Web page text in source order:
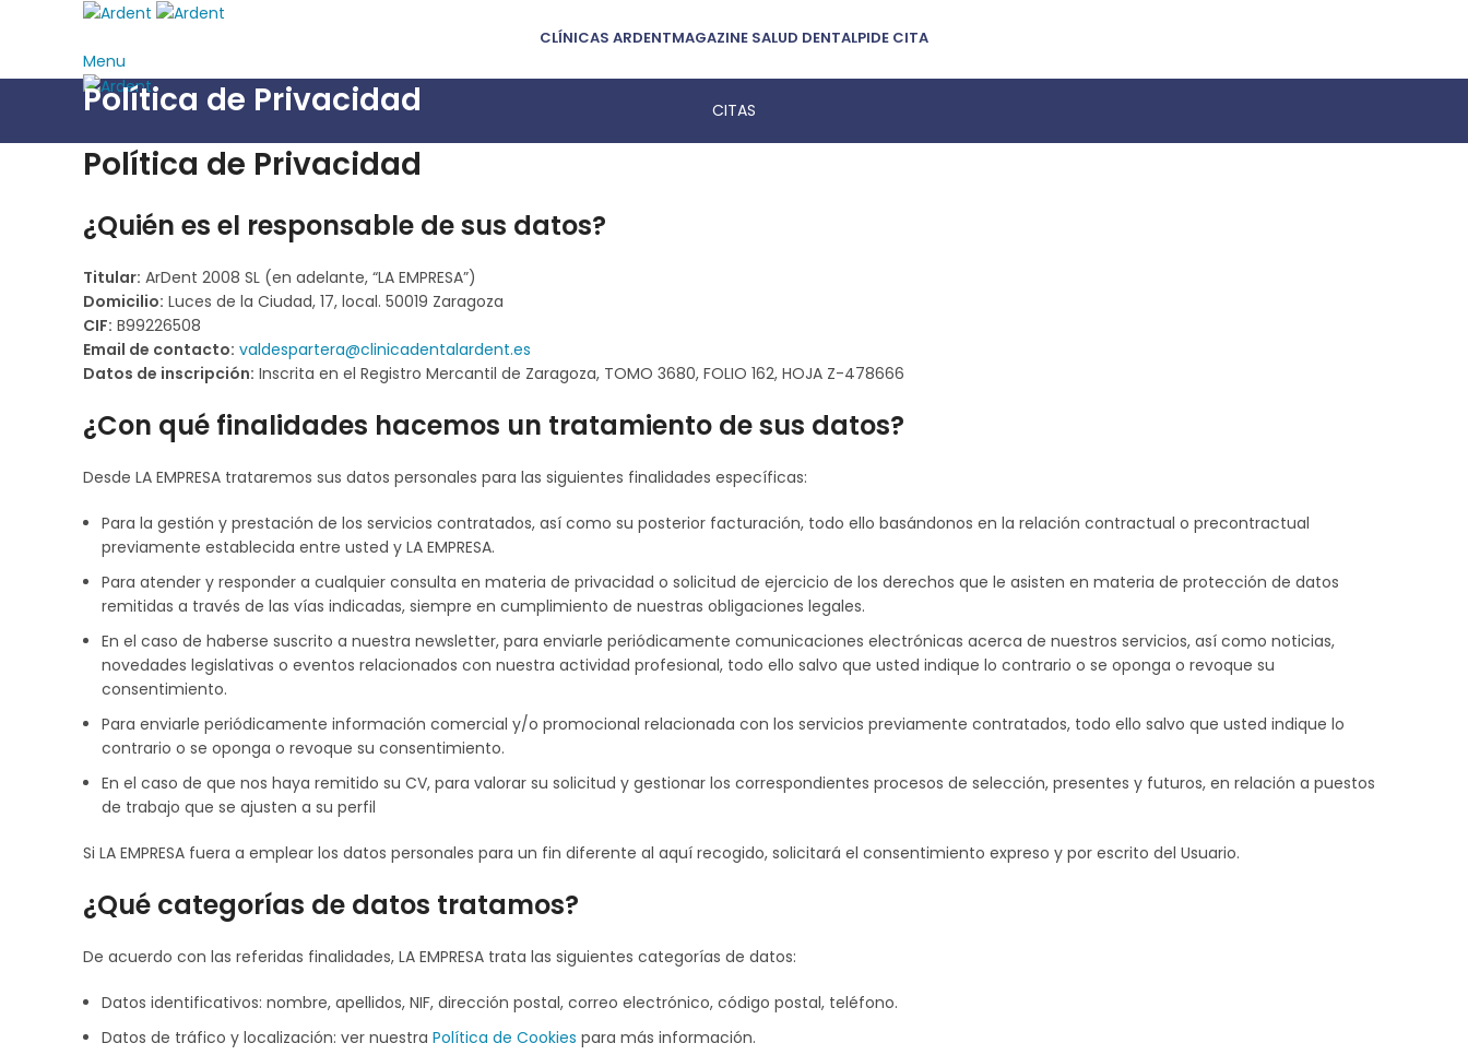
CLÍNICAS ARDENTMAGAZINE SALUD DENTALPIDE CITA
Menu
CITAS
Política de Privacidad
Política de Privacidad
¿Quién es el responsable de sus datos?
Titular: ArDent 2008 SL (en adelante, “LA EMPRESA”)
Domicilio: Luces de la Ciudad, 17, local. 50019 Zaragoza
CIF: B99226508
Email de contacto: valdespartera@clinicadentalardent.es
Datos de inscripción: Inscrita en el Registro Mercantil de Zaragoza, TOMO 3680, FOLIO 162, HOJA Z-478666
¿Con qué finalidades hacemos un tratamiento de sus datos?
Desde LA EMPRESA trataremos sus datos personales para las siguientes finalidades específicas:
Para la gestión y prestación de los servicios contratados, así como su posterior facturación, todo ello basándonos en la relación contractual o precontractual
previamente establecida entre usted y LA EMPRESA.
Para atender y responder a cualquier consulta en materia de privacidad o solicitud de ejercicio de los derechos que le asisten en materia de protección de datos
remitidas a través de las vías indicadas, siempre en cumplimiento de nuestras obligaciones legales.
En el caso de haberse suscrito a nuestra newsletter, para enviarle periódicamente comunicaciones electrónicas acerca de nuestros servicios, así como noticias,
novedades legislativas o eventos relacionados con nuestra actividad profesional, todo ello salvo que usted indique lo contrario o se oponga o revoque su
consentimiento.
Para enviarle periódicamente información comercial y/o promocional relacionada con los servicios previamente contratados, todo ello salvo que usted indique lo
contrario o se oponga o revoque su consentimiento.
En el caso de que nos haya remitido su CV, para valorar su solicitud y gestionar los correspondientes procesos de selección, presentes y futuros, en relación a puestos
de trabajo que se ajusten a su perfil
Si LA EMPRESA fuera a emplear los datos personales para un fin diferente al aquí recogido, solicitará el consentimiento expreso y por escrito del Usuario.
¿Qué categorías de datos tratamos?
De acuerdo con las referidas finalidades, LA EMPRESA trata las siguientes categorías de datos:
Datos identificativos: nombre, apellidos, NIF, dirección postal, correo electrónico, código postal, teléfono.
Datos de tráfico y localización: ver nuestra Política de Cookies para más información.